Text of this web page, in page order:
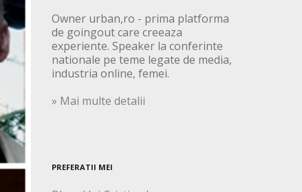
Owner urban,ro - prima platforma
de goingout care creeaza
experiente. Speaker la conferinte
nationale pe teme legate de media,
industria online, femei.
» Mai multe detalii
PREFERATII MEI